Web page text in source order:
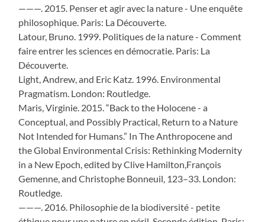
———. 2015. Penser et agir avec la nature - Une enquête
philosophique. Paris: La Découverte.
Latour, Bruno. 1999. Politiques de la nature - Comment
faire entrer les sciences en démocratie. Paris: La
Découverte.
Light, Andrew, and Eric Katz. 1996. Environmental
Pragmatism. London: Routledge.
Maris, Virginie. 2015. “Back to the Holocene - a
Conceptual, and Possibly Practical, Return to a Nature
Not Intended for Humans.” In The Anthropocene and
the Global Environmental Crisis: Rethinking Modernity
in a New Epoch, edited by Clive Hamilton,François
Gemenne, and Christophe Bonneuil, 123–33. London:
Routledge.
———. 2016. Philosophie de la biodiversité - petite